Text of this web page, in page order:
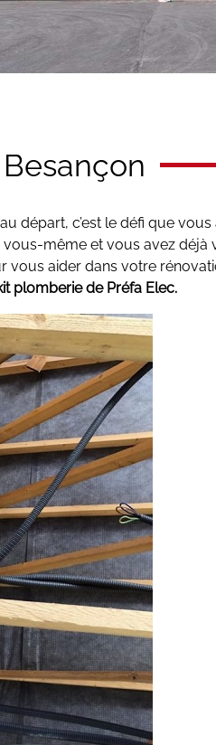
départ, c’est le défi que vous
même et vous avez déjà
vous aider dans votre
plomberie de Préfa Elec.